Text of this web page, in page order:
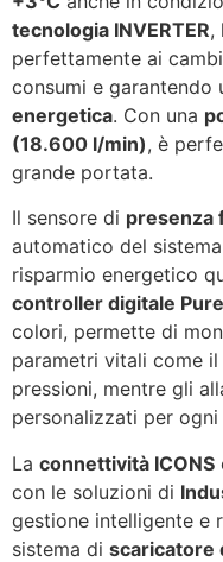
tecnologia INVERTER,
perfettamente ai
consumi e garantendo
energetica. Con una
(18.600 l/min), è
grande portata.
Il sensore di presenza
automatico del
risparmio energetico
controller digitale
colori, permette di
parametri vitali come
pressioni, mentre gli
personalizzati per
La connettività ICONS
con le soluzioni di
gestione intelligente e
sistema di scaricatore